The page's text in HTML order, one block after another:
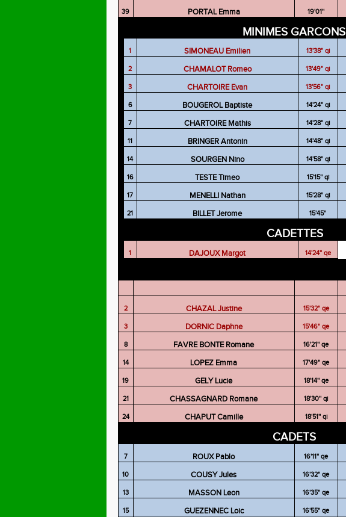
39 PORTAL Emma 19'01''
MINIMES GARCONS
1 SIMONEAU Emilien 13'38'' qi
2 CHAMALOT Romeo 13'49'' qi
3 CHARTOIRE Evan 13'56'' qi
6 BOUGEROL Baptiste 14'24'' qi
7 CHARTOIRE Mathis 14'28'' qi
11 BRINGER Antonin 14'48'' qi
14 SOURGEN Nino 14'58'' qi
16 TESTE Timeo 15'15'' qi
17 MENELLI Nathan 15'28'' qi
21 BILLET Jerome 15'45''
CADETTES
1 DAJOUX Margot 14'24'' qe
2 CHAZAL Justine 15'32'' qe
3 DORNIC Daphne 15'46'' qe
8 FAVRE BONTE Romane 16'21'' qe
14 LOPEZ Emma 17'49'' qe
19 GELY Lucie 18'14'' qe
21 CHASSAGNARD Romane 18'30'' qi
24 CHAPUT Camille 18'51'' qi
CADETS
7 ROUX Pablo 16'11'' qe
10 COUSY Jules 16'32'' qe
13 MASSON Leon 16'35'' qe
15 GUEZENNEC Loic 16'55'' qe